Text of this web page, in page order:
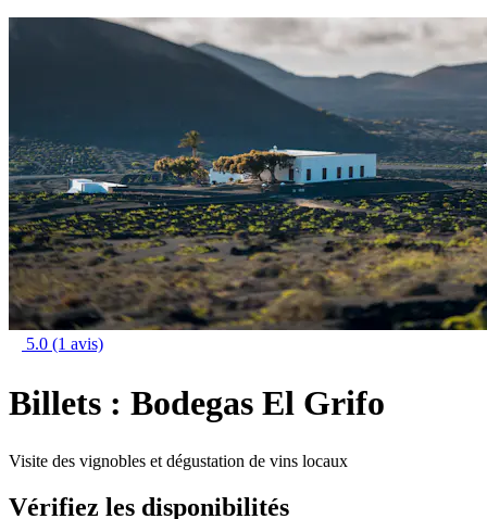
5.0 (1 avis)
Billets : Bodegas El Grifo
Visite des vignobles et dégustation de vins locaux
Vérifiez les disponibilités